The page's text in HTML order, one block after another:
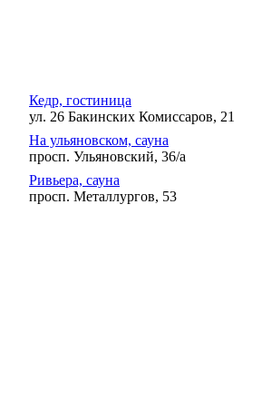
Кедр, гостиница
ул. 26 Бакинских Комиссаров, 21
На ульяновском, сауна
просп. Ульяновский, 36/а
Ривьера, сауна
просп. Металлургов, 53